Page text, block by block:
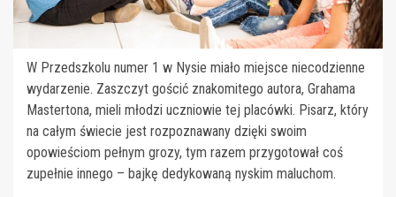
W Przedszkolu numer 1 w Nysie miało miejsce niecodzienne
wydarzenie. Zaszczyt gościć znakomitego autora, Grahama
Mastertona, mieli młodzi uczniowie tej placówki. Pisarz, który
na całym świecie jest rozpoznawany dzięki swoim
opowieściom pełnym grozy, tym razem przygotował coś
zupełnie innego – bajkę dedykowaną nyskim maluchom.